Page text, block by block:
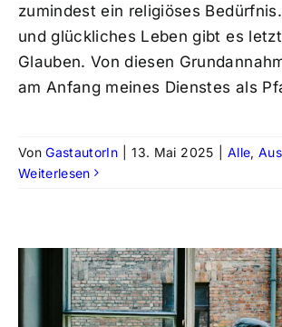
zumindest ein religiöses
und glückliches Leben gibt es
Glauben. Von diesen
am Anfang meines Dienstes als
VonGastautorIn 13. Mai 2025 Alle,
Weiterlesen